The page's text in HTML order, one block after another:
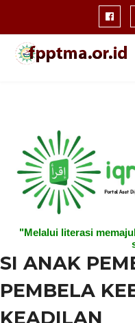
"Melalui literasi
SI ANAK
PEMBELA
KEADILAN